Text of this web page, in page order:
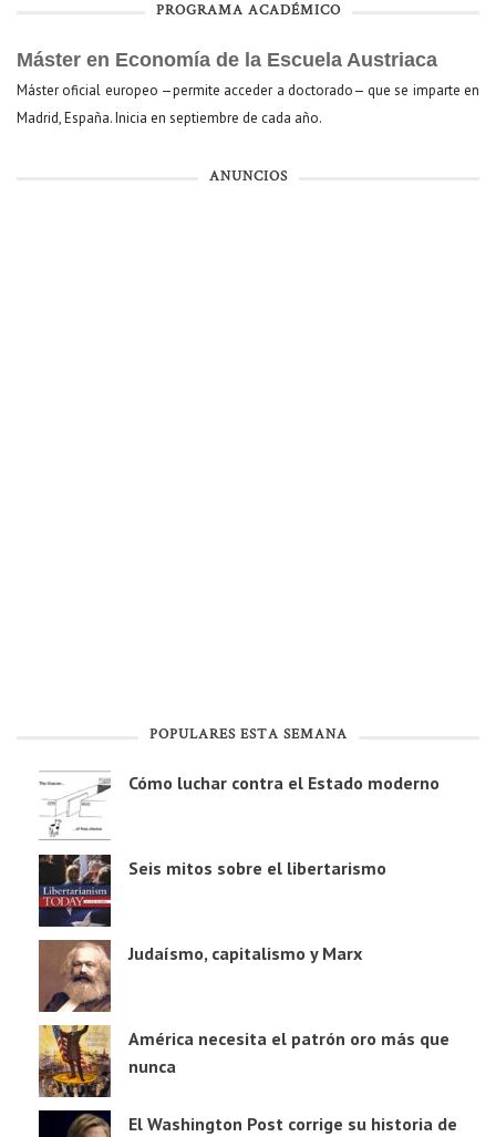
PROGRAMA ACADÉMICO
Máster en Economía de la Escuela Austriaca
Máster oficial europeo —permite acceder a doctorado— que se imparte en
Madrid, España. Inicia en septiembre de cada año.
ANUNCIOS
POPULARES ESTA SEMANA
Cómo luchar contra el Estado moderno
Seis mitos sobre el libertarismo
Judaísmo, capitalismo y Marx
América necesita el patrón oro más que
nunca
El Washington Post corrige su historia de